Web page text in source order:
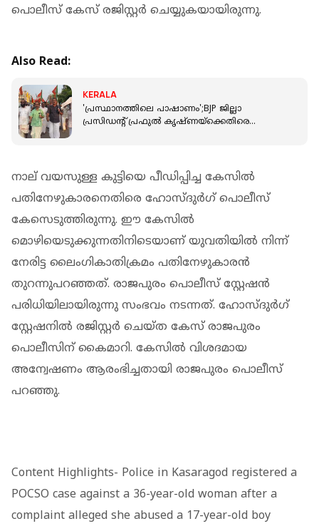
പൊലീസ് കേസ് രജിസ്റ്റര്‍ ചെയ്യുകയായിരുന്നു.
Also Read:
KERALA
'പ്രസ്ഥാനത്തിലെ പാഷാണം';BJP ജില്ലാ
പ്രസിഡന്റ് പ്രഫുൽ കൃഷ്ണയ്‌ക്കെതിരെ
നാല് വയസുള്ള കുട്ടിയെ പീഡിപ്പിച്ച കേസില്‍
പതിനേഴുകാരനെതിരെ ഹോസ്ദുര്‍ഗ് പൊലീസ്
കേസെടുത്തിരുന്നു. ഈ കേസില്‍
മൊഴിയെടുക്കുന്നതിനിടെയാണ് യുവതിയില്‍ നിന്ന്
നേരിട്ട ലൈംഗികാതിക്രമം പതിനേഴുകാരന്‍
തുറന്നുപറഞ്ഞത്. രാജപുരം പൊലീസ് സ്റ്റേഷന്‍
പരിധിയിലായിരുന്നു സംഭവം നടന്നത്. ഹോസ്ദുര്‍ഗ്
സ്റ്റേഷനില്‍ രജിസ്റ്റര്‍ ചെയ്ത കേസ് രാജപുരം
പൊലീസിന് കൈമാറി. കേസില്‍ വിശദമായ
അന്വേഷണം ആരംഭിച്ചതായി രാജപുരം പൊലീസ്
പറഞ്ഞു.
Content Highlights- Police in Kasaragod registered a
POCSO case against a 36-year-old woman after a
complaint alleged she abused a 17-year-old boy